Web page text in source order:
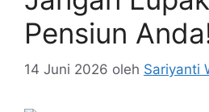
Pensiun
14 Juni 2026 oleh Sariyanti